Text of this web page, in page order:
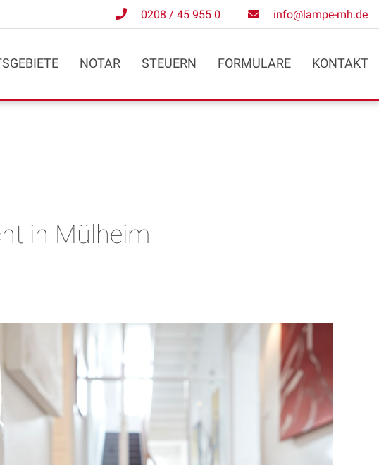
0208 / 45 955 0 info@lampe-mh.de
NOTAR STEUERN FORMULARE KONTAKT
in Mülheim